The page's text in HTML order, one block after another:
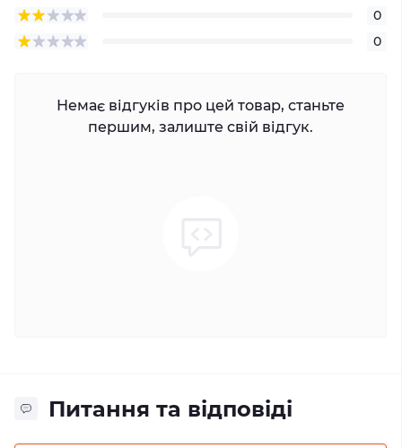
0
0
Немає відгуків про цей товар, станьте
першим, залиште свій відгук.
Питання та відповіді